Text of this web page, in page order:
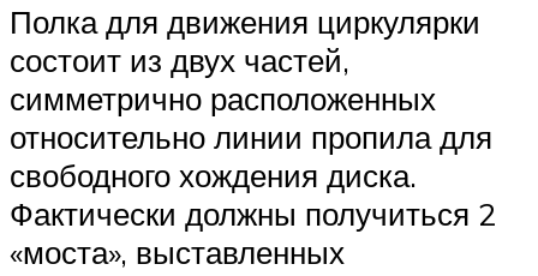
Полка для движения циркулярки
состоит из двух частей,
симметрично расположенных
относительно линии пропила для
свободного хождения диска.
Фактически должны получиться 2
«моста», выставленных